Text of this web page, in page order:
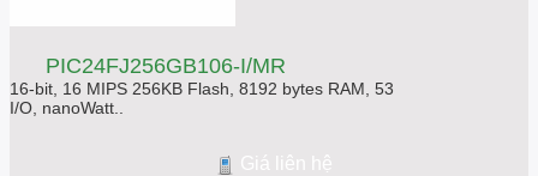
PIC24FJ256GB106-I/MR
16-bit, 16 MIPS 256KB Flash, 8192 bytes RAM, 53
I/O, nanoWatt..
Giá liên hệ